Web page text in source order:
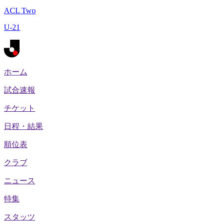
ACL Two
U-21
ホーム
試合速報
チケット
日程・結果
順位表
クラブ
ニュース
特集
スタッツ